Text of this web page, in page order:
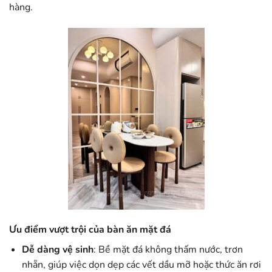
hàng.
Ưu điểm vượt trội của bàn ăn mặt đá
Dễ dàng vệ sinh: Bề mặt đá không thấm nước, trơn
nhẵn, giúp việc dọn dẹp các vết dầu mỡ hoặc thức ăn rơi